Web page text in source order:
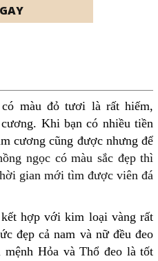
màu đỏ tươi là rất hiếm,
Khi bạn có nhiều tiền
cương cũng được nhưng để
ngọc có màu sắc đẹp thì
gian mới tìm được viên đá
hợp với kim loại vàng rất
đẹp cả nam và nữ đều đeo
Hỏa và Thổ đeo là tốt